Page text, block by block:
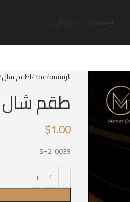
الرئيسية عقد اطقم شال
طقم شال SHS-0038
$1.00
SH2-0039